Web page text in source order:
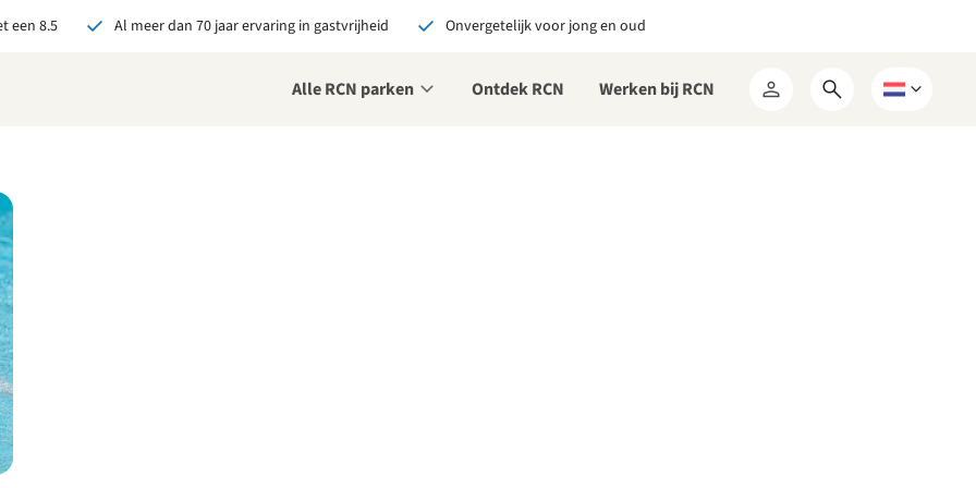
een 8.5 Al meer dan 70 jaar ervaring in gastvrijheid Onvergetelijk voor jong en oud
Alle RCN parken Ontdek RCN Werken bij RCN
Mijn
Open
Kies
bij RCN boekt, krijg je:
De beste prijsgarantie
Exclusieve voordelen
Persoonlijk contact
alle voordelen